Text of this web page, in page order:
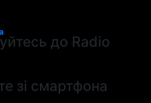
до Radio
зі смартфона